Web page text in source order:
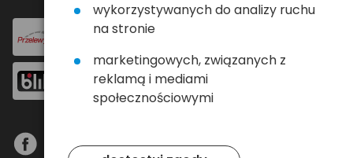
wykorzystywanych do analizy ruchu
na stronie
marketingowych, związanych z
reklamą i mediami
społecznościowymi